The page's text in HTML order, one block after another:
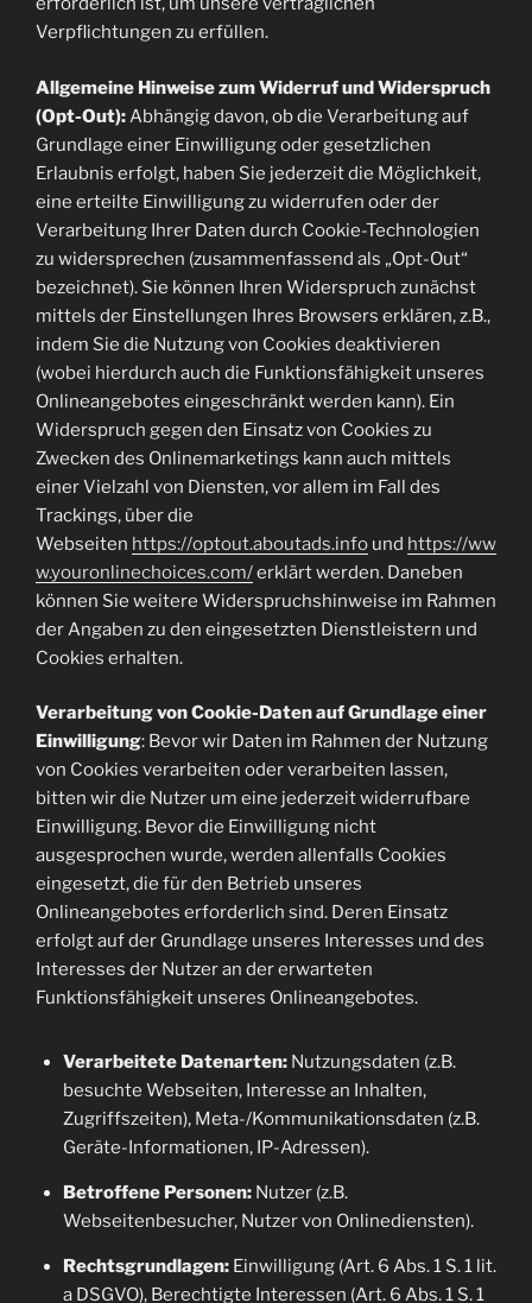
Verpflichtungen zu erfüllen.
Allgemeine Hinweise zum Widerruf und Widerspruch
(Opt-Out): Abhängig davon, ob die Verarbeitung auf
Grundlage einer Einwilligung oder gesetzlichen
Erlaubnis erfolgt, haben Sie jederzeit die Möglichkeit,
eine erteilte Einwilligung zu widerrufen oder der
Verarbeitung Ihrer Daten durch Cookie-Technologien
zu widersprechen (zusammenfassend als „Opt-Out“
bezeichnet). Sie können Ihren Widerspruch zunächst
mittels der Einstellungen Ihres Browsers erklären, z.B.,
indem Sie die Nutzung von Cookies deaktivieren
(wobei hierdurch auch die Funktionsfähigkeit unseres
Onlineangebotes eingeschränkt werden kann). Ein
Widerspruch gegen den Einsatz von Cookies zu
Zwecken des Onlinemarketings kann auch mittels
einer Vielzahl von Diensten, vor allem im Fall des
Trackings, über die
Webseiten https://optout.aboutads.info und https://ww
w.youronlinechoices.com/erklärt werden. Daneben
können Sie weitere Widerspruchshinweise im Rahmen
der Angaben zu den eingesetzten Dienstleistern und
Cookies erhalten.
Verarbeitung von Cookie-Daten auf Grundlage einer
Einwilligung: Bevor wir Daten im Rahmen der Nutzung
von Cookies verarbeiten oder verarbeiten lassen,
bitten wir die Nutzer um eine jederzeit widerrufbare
Einwilligung. Bevor die Einwilligung nicht
ausgesprochen wurde, werden allenfalls Cookies
eingesetzt, die für den Betrieb unseres
Onlineangebotes erforderlich sind. Deren Einsatz
erfolgt auf der Grundlage unseres Interesses und des
Interesses der Nutzer an der erwarteten
Funktionsfähigkeit unseres Onlineangebotes.
Verarbeitete Datenarten:Nutzungsdaten (z.B.
besuchte Webseiten, Interesse an Inhalten,
Zugriffszeiten), Meta-/Kommunikationsdaten (z.B.
Geräte-Informationen, IP-Adressen).
Betroffene Personen:Nutzer (z.B.
Webseitenbesucher, Nutzer von Onlinediensten).
Rechtsgrundlagen:Einwilligung (Art. 6 Abs. 1 S. 1 lit.
a DSGVO), Berechtigte Interessen (Art. 6 Abs. 1 S. 1